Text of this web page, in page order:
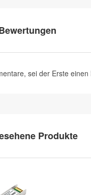
sei der Erste einen
Produkte